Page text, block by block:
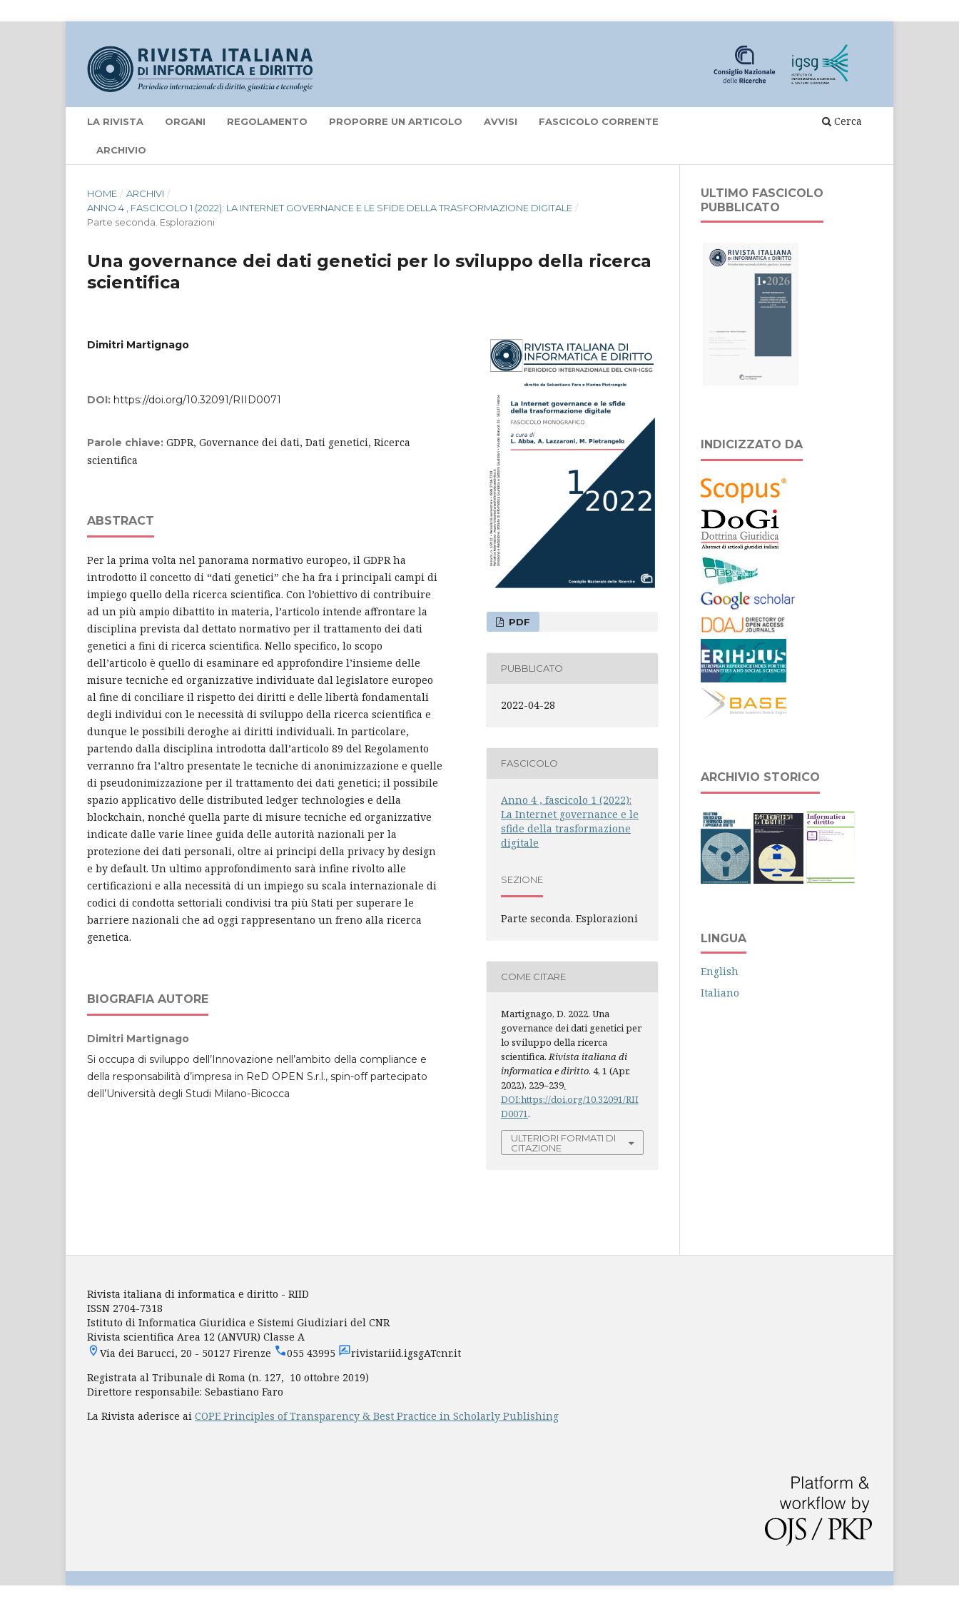
LA RIVISTA ORGANI REGOLAMENTO PROPORRE UN ARTICOLO AVVISI FASCICOLO CORRENTE
ARCHIVIO
Cerca
HOME / ARCHIVI /
ANNO 4 , FASCICOLO 1 (2022): LA INTERNET GOVERNANCE E LE SFIDE DELLA TRASFORMAZIONE DIGITALE /
Parte seconda. Esplorazioni
Una governance dei dati genetici per lo sviluppo della ricerca
scientifica
Dimitri Martignago
DOI: https://doi.org/10.32091/RIID0071
Parole chiave: GDPR, Governance dei dati, Dati genetici, Ricerca
scientifica
ABSTRACT
Per la prima volta nel panorama normativo europeo, il GDPR ha
introdotto il concetto di “dati genetici” che ha fra i principali campi di
impiego quello della ricerca scientifica. Con l’obiettivo di contribuire
ad un più ampio dibattito in materia, l’articolo intende affrontare la
disciplina prevista dal dettato normativo per il trattamento dei dati
genetici a fini di ricerca scientifica. Nello specifico, lo scopo
dell’articolo è quello di esaminare ed approfondire l’insieme delle
misure tecniche ed organizzative individuate dal legislatore europeo
al fine di conciliare il rispetto dei diritti e delle libertà fondamentali
degli individui con le necessità di sviluppo della ricerca scientifica e
dunque le possibili deroghe ai diritti individuali. In particolare,
partendo dalla disciplina introdotta dall’articolo 89 del Regolamento
verranno fra l’altro presentate le tecniche di anonimizzazione e quelle
di pseudonimizzazione per il trattamento dei dati genetici; il possibile
spazio applicativo delle distributed ledger technologies e della
blockchain, nonché quella parte di misure tecniche ed organizzative
indicate dalle varie linee guida delle autorità nazionali per la
protezione dei dati personali, oltre ai principi della privacy by design
e by default. Un ultimo approfondimento sarà infine rivolto alle
certificazioni e alla necessità di un impiego su scala internazionale di
codici di condotta settoriali condivisi tra più Stati per superare le
barriere nazionali che ad oggi rappresentano un freno alla ricerca
genetica.
BIOGRAFIA AUTORE
Dimitri Martignago
Si occupa di sviluppo dell’Innovazione nell’ambito della compliance e
della responsabilità d’impresa in ReD OPEN S.r.l., spin-off partecipato
dell’Università degli Studi Milano-Bicocca
PDF
PUBBLICATO
2022-04-28
FASCICOLO
Anno 4 , fascicolo 1 (2022):
La Internet governance e le
sfide della trasformazione
digitale
SEZIONE
Parte seconda. Esplorazioni
COME CITARE
Martignago, D. 2022. Una
governance dei dati genetici per
lo sviluppo della ricerca
scientifica.Rivista italiana di
informatica e diritto. 4, 1 (Apr.
2022), 229–239.
DOI:https://doi.org/10.32091/RII
D0071.
ULTERIORI FORMATI DI
CITAZIONE
ULTIMO FASCICOLO
PUBBLICATO
INDICIZZATO DA
ARCHIVIO STORICO
LINGUA
English
Italiano
Rivista italiana di informatica e diritto - RIID
ISSN 2704-7318
Istituto di Informatica Giuridica e Sistemi Giudiziari del CNR
Rivista scientifica Area 12 (ANVUR) Classe A
Via dei Barucci, 20 - 50127 Firenze
055 43995
rivistariid.igsgATcnr.it
Registrata al Tribunale di Roma (n. 127, 10 ottobre 2019)
Direttore responsabile: Sebastiano Faro
La Rivista aderisce ai COPE Principles of Transparency & Best Practice in Scholarly Publishing